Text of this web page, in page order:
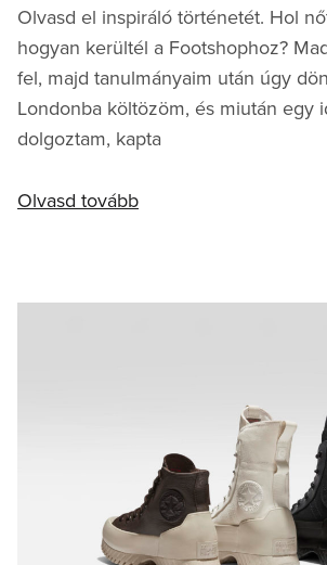
Olvasd el inspiráló történetét. Hol
hogyan kerültél a Footshophoz?
fel, majd tanulmányaim után úgy
Londonba költözöm, és miután egy
dolgoztam, kapta
Olvasd tovább